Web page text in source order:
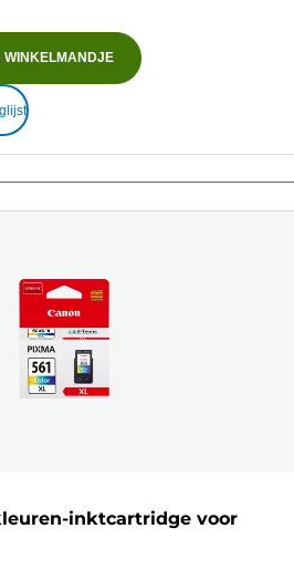
WINKELMANDJE
inktcartridge voor